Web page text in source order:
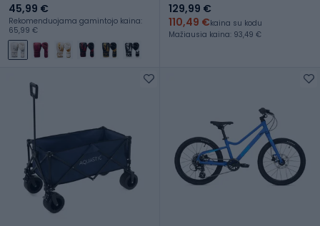
45,99 €
Rekomenduojama gamintojo kaina:
65,99 €
129,99 €
110,49 €kaina su kodu
Mažiausia kaina: 93,49 €